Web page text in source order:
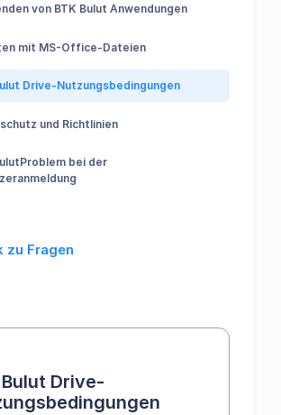
von BTK Bulut Anwendungen
mit MS-Office-Dateien
Drive-Nutzungsbedingungen
und Richtlinien
bei der
zu Fragen
Bulut Drive-